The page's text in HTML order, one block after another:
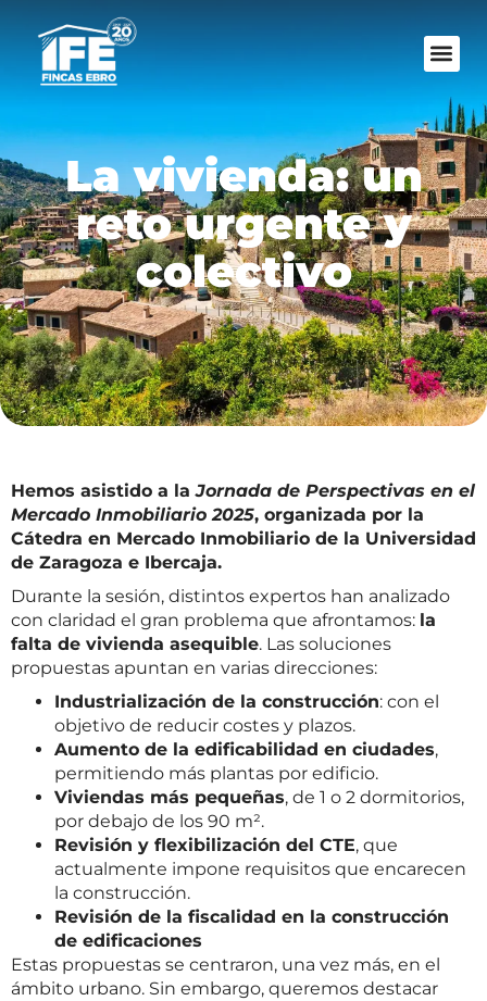
La vivienda: un
reto urgente y
colectivo
Hemos asistido a laJornada de Perspectivas en el
Mercado Inmobiliario 2025, organizada por la
Cátedra en Mercado Inmobiliario de la Universidad
de Zaragoza e Ibercaja.
Durante la sesión, distintos expertos han analizado
con claridad el gran problema que afrontamos: la
falta de vivienda asequible. Las soluciones
propuestas apuntan en varias direcciones:
Industrialización de la construcción: con el
objetivo de reducir costes y plazos.
Aumento de la edificabilidad en ciudades,
permitiendo más plantas por edificio.
Viviendas más pequeñas, de 1 o 2 dormitorios,
por debajo de los 90 m².
Revisión y flexibilización del CTE, que
actualmente impone requisitos que encarecen
la construcción.
Revisión de la fiscalidad en la construcción
de edificaciones
Estas propuestas se centraron, una vez más, en el
ámbito urbano. Sin embargo, queremos destacar